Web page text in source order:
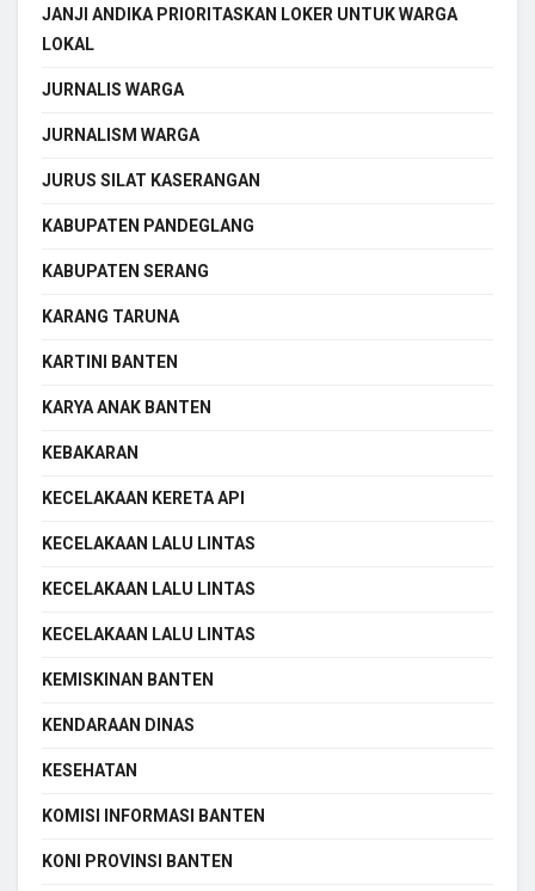
JANJI ANDIKA PRIORITASKAN LOKER UNTUK WARGA
LOKAL
JURNALIS WARGA
JURNALISM WARGA
JURUS SILAT KASERANGAN
KABUPATEN PANDEGLANG
KABUPATEN SERANG
KARANG TARUNA
KARTINI BANTEN
KARYA ANAK BANTEN
KEBAKARAN
KECELAKAAN KERETA API
KECELAKAAN LALU LINTAS
KECELAKAAN LALU LINTAS
KECELAKAAN LALU LINTAS
KEMISKINAN BANTEN
KENDARAAN DINAS
KESEHATAN
KOMISI INFORMASI BANTEN
KONI PROVINSI BANTEN